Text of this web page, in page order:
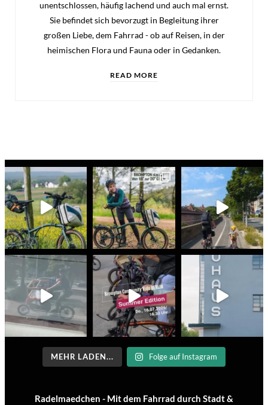
unentschlossen, häufig lachend und auch mal ernst.
Sie befindet sich bevorzugt in Begleitung ihrer
großen Liebe, dem Fahrrad - ob auf Reisen, in der
heimischen Flora und Fauna oder in Gedanken.
READ MORE
MEHR LADEN... Folge auf Instagram
Radelmaedchen - Mit dem Fahrrad durch Stadt &